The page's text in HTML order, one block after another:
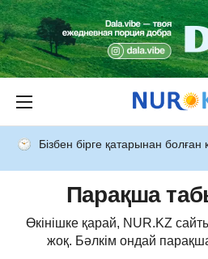
Бізбен бірге қатарынан болған
Парақша
Өкінішке қарай, NUR.KZ
жоқ. Бәлкім ондай